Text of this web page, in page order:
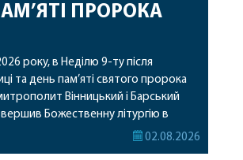
ПРОРОКА
року, в Неділю 9-ту після
та день пам’яті святого пророка
Вінницький і Барський
Божественну літургію в
монастирі. Перед початком
02.08.2026